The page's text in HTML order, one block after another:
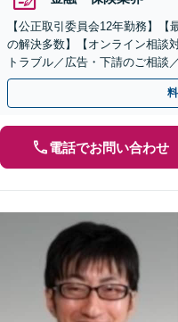
【公正取引委員会12年勤務】
の解決多数】【オンライン相談
トラブル／広告・下請のご相談
式の相続／誹謗中傷対策／不動
電話でお問い合わせ